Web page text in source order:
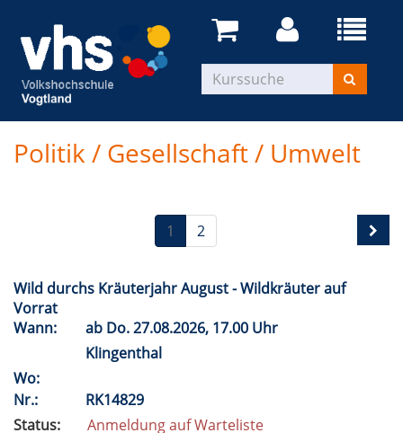
Politik / Gesellschaft / Umwelt
1 2
Wild durchs Kräuterjahr August - Wildkräuter auf
Vorrat
Wann:
ab Do.27.08.2026, 17.00 Uhr
Klingenthal
Wo:
Nr.:
RK14829
Status:
Anmeldung auf Warteliste